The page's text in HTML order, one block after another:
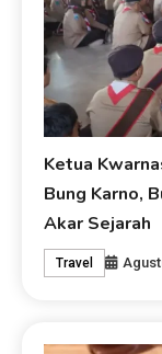
Ketua
Bung Karno,
Akar Sejarah
Travel